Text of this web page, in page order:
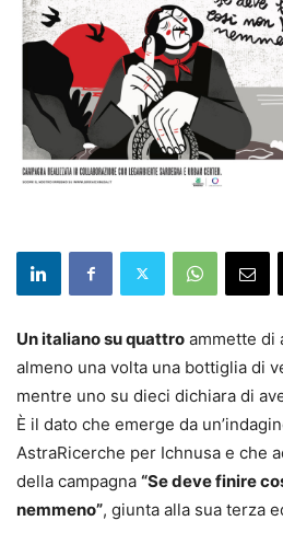
Un italiano su quattro ammette di
almeno una volta una bottiglia di
mentre uno su dieci dichiara di
È il dato che emerge da
AstraRicerche per Ichnusa e che
della campagna “Se deve finire
nemmeno”, giunta alla sua terza